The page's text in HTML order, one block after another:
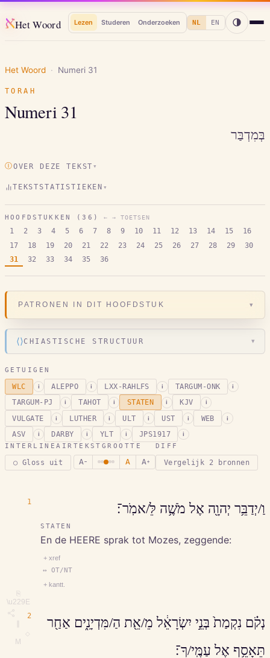
אHet Woord Lezen Studeren Onderzoeken NL EN
Het Woord · Numeri 31
TORAH
Numeri 31
בְּמִדְבַּר
ⒾOVER DEZE TEKST ▾
TEKSTSTATISTIEKEN ▾
HOOFDSTUKKEN (36 ) ← → TOETSEN
1 2 3 4 5 6 7 8 9 10 11 12 13 14 15
16
17
18 19 20 21 22 23 24 25 26 27 28 29
30
31
32 33 34 35 36
PATRONEN IN DIT HOOFDSTUK ▾
⟨⟩CHIASTISCHE STRUCTUUR ▾
GETUIGEN
WLC i ALEPPO i LXX-RAHLFS i TARGUM-ONK i
TARGUM-PJ i TAHOT i STATEN i KJV i
VULGATE i LUTHER i ULT i UST i WEB i
ASV i DARBY i YLT i JPS1917 i
INTERLINEAIR
○ Gloss uit
TEKSTGROOTTE
A− A A+
DIFF
Vergelijk 2 bronnen
1
⎘
\u229E
M
וַ/יְדַבֵּ֥ר יְהוָ֖ה אֶל מֹשֶׁ֥ה לֵּ/אמֹֽר־׃
STATEN
En de HEERE sprak tot Mozes, zeggende:
+ xref
↔ OT/NT
+ kantt.
2
נְקֹ֗ם נִקְמַת֙ בְּנֵ֣י יִשְׂרָאֵ֔ל מֵ/אֵ֖ת הַ/מִּדְיָנִ֑ים אַחַ֖ר
תֵּאָסֵ֥ף אֶל עַמֶּֽי/ךָ־׃